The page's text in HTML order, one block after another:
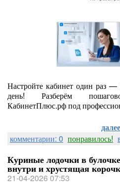
Настройте кабинет один раз
день! Разберём
КабинетПлюс.рф под
далее
комментарии: 0 понравилось!
Куриные лодочки в
внутри и хрустящая
21-04-2026 07:53